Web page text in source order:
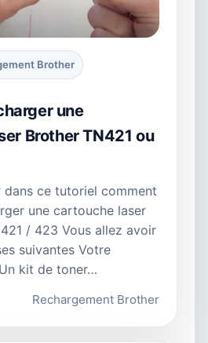
Brother
une
Brother TN421 ou
dans ce tutoriel comment
une cartouche laser
/ 423 Vous allez avoir
suivantes Votre
kit de toner…
Rechargement Brother